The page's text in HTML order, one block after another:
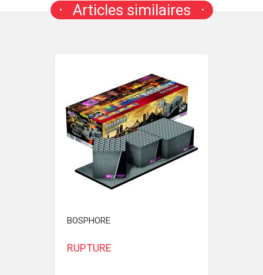
Articles similaires
BOSPHORE
RUPTURE